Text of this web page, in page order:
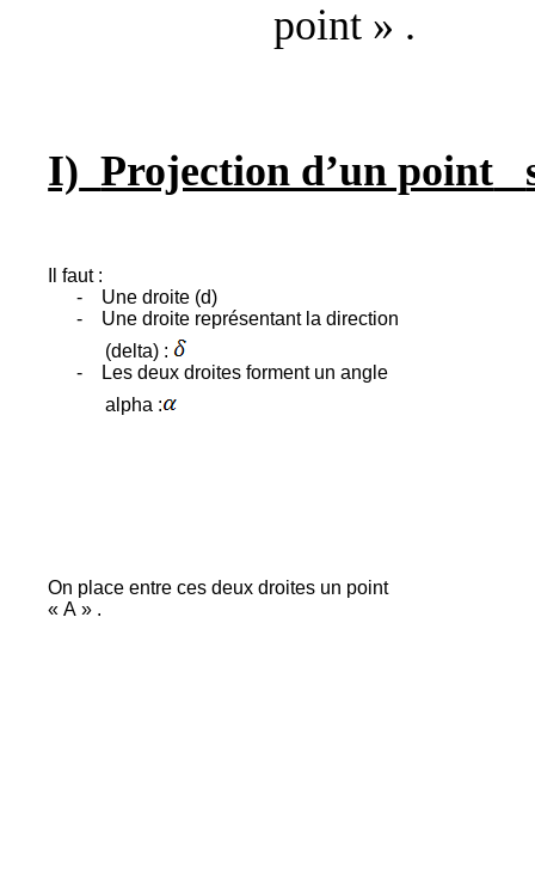
point » .
I) Projection d’un point
Il faut :
-
Une droite (d)
-
Une droite représentant la direction
(delta) :
-
Les deux droites forment un angle
alpha :
On place entre ces deux droites un point
« A» .